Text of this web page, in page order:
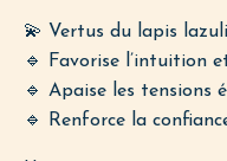
💫 Vertus du lapis
🔹 Favorise l’intuition
🔹 Apaise les tensions
🔹 Renforce la